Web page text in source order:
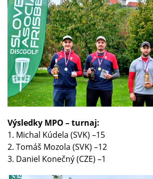
Výsledky MPO – turnaj:
1. Michal Kúdela (SVK) –15
2. Tomáš Mozola (SVK) –12
3. Daniel Konečný (CZE) –1